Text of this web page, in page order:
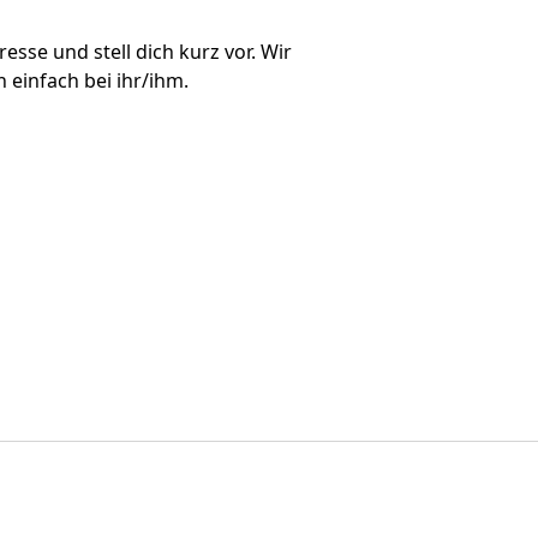
und stell dich kurz vor. Wir
einfach bei ihr/ihm.